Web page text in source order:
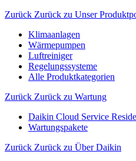
Zurück Zurück zu Unser
Klimaanlagen
Wärmepumpen
Luftreiniger
Regelungssysteme
Alle Produktkategorien
Zurück Zurück zu Wartung
Daikin Cloud Service
Wartungspakete
Zurück Zurück zu Über Daikin